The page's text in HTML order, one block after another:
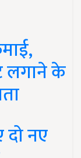
लगाने के
नए